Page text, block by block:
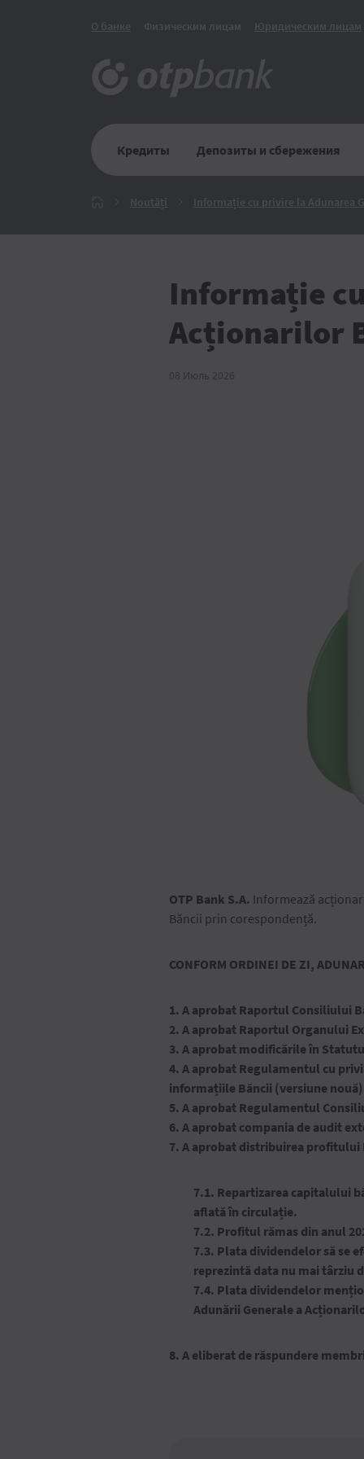
О банке Физическим лицам Юридическим лицам
Кредиты Депозиты и сбережения
Noutăți NoutățiInformație cu privire la Adunarea
Informație
Acționarilor
08 Июль 2026
OTP Bank S.A. Informează
Băncii prin corespondență.
CONFORM ORDINEI DE ZI,
1. A aprobat Raportul Consiliului
2. A aprobat Raportul Organului
3. A aprobat modificările în
4. A aprobat Regulamentul cu
informațiile Băncii (versiune
5. A aprobat Regulamentul
6. A aprobat compania de audit
7. A aprobat distribuirea profitului
7.1. Repartizarea capitalului
aflată în circulație.
7.2. Profitul rămas din anul
7.3. Plata dividendelor să se
reprezintă data nu mai târziu
7.4. Plata dividendelor
Adunării Generale a
8. A eliberat de răspundere